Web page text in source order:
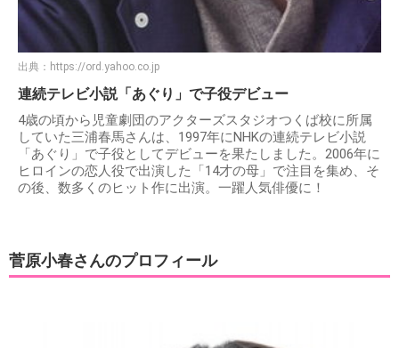
出典： https://ord.yahoo.co.jp
連続テレビ小説「あぐり」で子役デビュー
4歳の頃から児童劇団のアクターズスタジオつくば校に所属
していた三浦春馬さんは、1997年にNHKの連続テレビ小説
「あぐり」で子役としてデビューを果たしました。2006年に
ヒロインの恋人役で出演した「14才の母」で注目を集め、そ
の後、数多くのヒット作に出演。一躍人気俳優に！
菅原小春さんのプロフィール